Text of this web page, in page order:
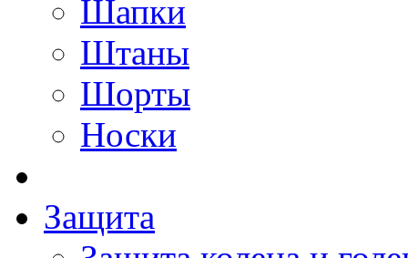
Шапки
Штаны
Шорты
Носки
Защита